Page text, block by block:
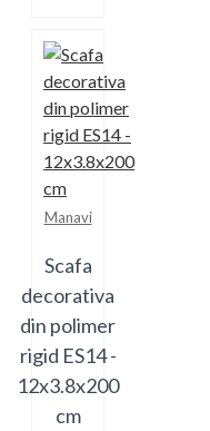
Manavi
Scafa
decorativa
din polimer
rigid ES14 -
12x3.8x200
cm